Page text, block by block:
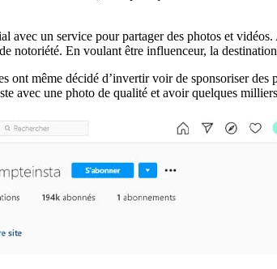
avec un service pour partager des photos et
notoriété. En voulant être influenceur, la
ont même décidé d’invertir voir de sponsoriser
avec une photo de qualité et avoir quelques